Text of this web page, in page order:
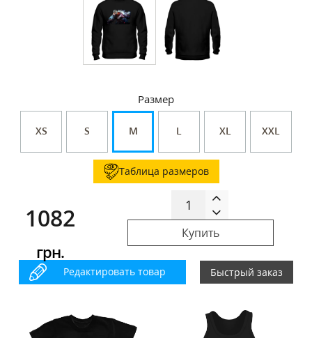
Размер
XS S M L XL XXL
Таблица размеров
1082
грн.
Купить
Редактировать товар Быстрый заказ